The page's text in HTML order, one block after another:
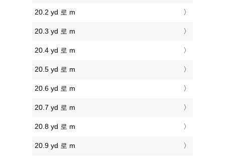
20.2 yd 로 m
20.3 yd 로 m
20.4 yd 로 m
20.5 yd 로 m
20.6 yd 로 m
20.7 yd 로 m
20.8 yd 로 m
20.9 yd 로 m